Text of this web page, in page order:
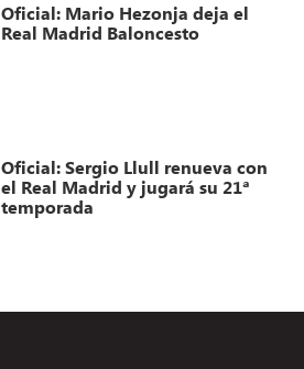
Oficial: Mario Hezonja deja el
Real Madrid Baloncesto
Oficial: Sergio Llull renueva con
el Real Madrid y jugará su 21ª
temporada